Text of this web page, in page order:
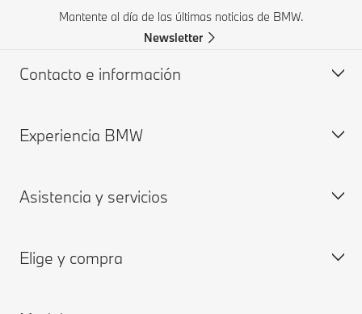
Mantente al día de las últimas noticias de BMW.
Newsletter
Contacto e información
Ayuda y contacto
Partners & Patrocinios
Descargar catálogo
Experiencia BMW
Historia BMW
Grupo BMW
Asistencia y servicios
Cita Online Taller
Elige y compra